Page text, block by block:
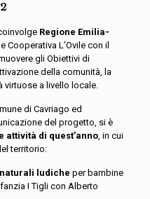
Regione Emilia-
Cooperativa L’Ovile con il
gli Obiettivi di
della comunità, la
virtuose a livello locale.
di Cavriago ed
del progetto, si è
attività di quest’anno, in cui
territorio:
ludiche per bambine
I Tigli con Alberto